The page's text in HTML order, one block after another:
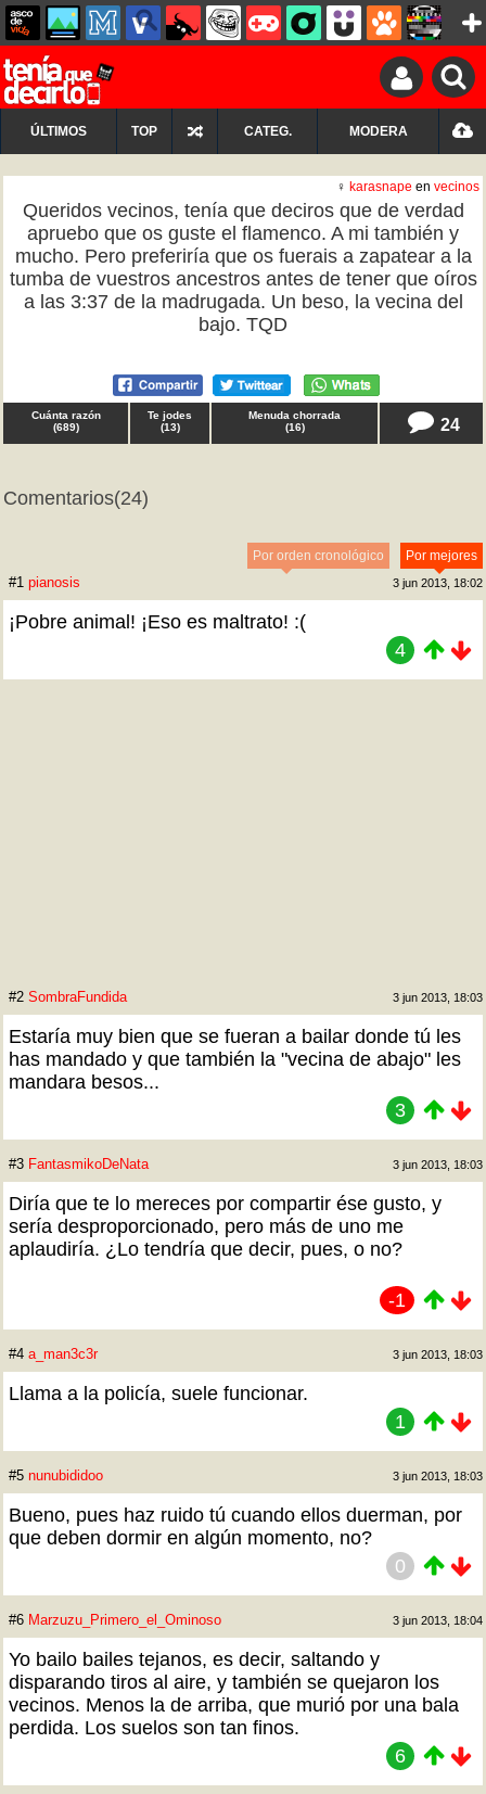
ÚLTIMOS TOP CATEG. MODERA
♀ karasnape en vecinos
Queridos vecinos, tenía que deciros que de verdad
apruebo que os guste el flamenco. A mi también y
mucho. Pero preferiría que os fuerais a zapatear a la
tumba de vuestros ancestros antes de tener que oíros
a las 3:37 de la madrugada. Un beso, la vecina del
bajo. TQD
Cuánta razón
(689)
Te jodes
(13)
Menuda chorrada
(16) 24
Comentarios(24)
Por mejores
Por orden cronológico
#1 pianosis 3 jun 2013, 18:02
¡Pobre animal! ¡Eso es maltrato! :(
4
#2 SombraFundida 3 jun 2013, 18:03
Estaría muy bien que se fueran a bailar donde tú les
has mandado y que también la "vecina de abajo" les
mandara besos...
3
#3 FantasmikoDeNata 3 jun 2013, 18:03
Diría que te lo mereces por compartir ése gusto, y
sería desproporcionado, pero más de uno me
aplaudiría. ¿Lo tendría que decir, pues, o no?
-1
#4 a_man3c3r 3 jun 2013, 18:03
Llama a la policía, suele funcionar.
1
#5 nunubididoo 3 jun 2013, 18:03
Bueno, pues haz ruido tú cuando ellos duerman, por
que deben dormir en algún momento, no?
0
#6 Marzuzu_Primero_el_Ominoso 3 jun 2013, 18:04
Yo bailo bailes tejanos, es decir, saltando y
disparando tiros al aire, y también se quejaron los
vecinos. Menos la de arriba, que murió por una bala
perdida. Los suelos son tan finos.
6